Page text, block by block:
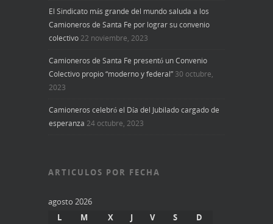
El Sindicato más grande del mundo saluda a los
Camioneros de Santa Fe por lograr su convenio
colectivo22 noviembre, 2023
Camioneros de Santa Fe presentó un Convenio
Colectivo propio “moderno y federal” 30 octubre,
2023
Camioneros celebró el Día del Jubilado cargado de
esperanza 24 octubre, 2023
ARTICULOS POR FECHA
agosto 2026
L
M X J V S D